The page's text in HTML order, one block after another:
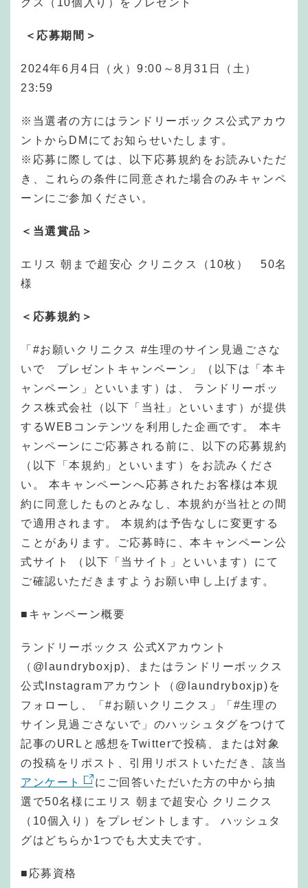
＜応募期間＞
2024年6月4日（火）9:00～8月31日（土）
23:59
※当選者の方にはランドリーボックス公式アカウ
ントからDMにてお知らせいたします。
※応募に際しては、以下応募規約をお読みいただ
き、これらの条件に同意された場合のみキャンペ
ーンにご参加ください。
＜当選賞品＞
エリス 朝まで超安心 クリニクス（10枚） 50名
様
＜応募規約＞
「#お願いクリニクス #生理のサイン見過ごさな
いで プレゼントキャンペーン」（以下は「本キ
ャンペーン」といいます）は、 ランドリーボッ
クス株式会社（以下「当社」といいます）が提供
するWEBコンテンツを利用した企画です。 本キ
ャンペーンにご応募される前に、以下の応募規約
（以下「本規約」といいます）をお読みくださ
い。 本キャンペーンへ応募されたお客様は本規
約に同意したものとみなし、本規約が当社との間
で適用されます。 本規約は予告なしに変更する
ことがあります。ご応募時に、本キャンペーン公
式サイト （以下「当サイト」といいます）にて
ご確認いただきますようお願い申し上げます。
■キャンペーン概要
ランドリーボックス 公式Xアカウント
（@laundryboxjp)、またはランドリーボックス
公式Instagramアカウント（@laundryboxjp)を
フォローし、「#お願いクリニクス」「#生理の
サイン見過ごさないで」のハッシュタグをつけて
記事のURLと感想をTwitterで投稿、または対象
の投稿をリポスト、引用リポストいただき、該当
アンケート
にご回答いただいた方の中から抽
選で50名様にエリス 朝まで超安心 クリニクス
（10個入り）をプレゼントします。 ハッシュタ
グはどちらか1つでも大丈夫です。
■応募資格